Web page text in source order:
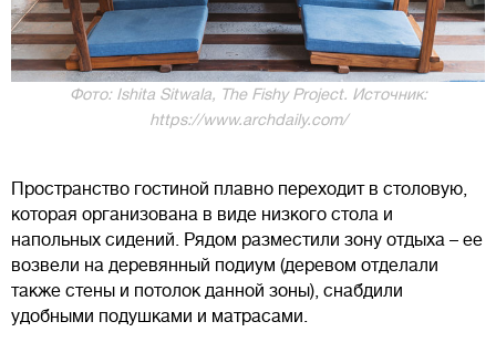
Фото: Ishita Sitwala, The Fishy Project. Источник:
https://www.archdaily.com/
Пространство гостиной плавно переходит в столовую,
которая организована в виде низкого стола и
напольных сидений. Рядом разместили зону отдыха – ее
возвели на деревянный подиум (деревом отделали
также стены и потолок данной зоны), снабдили
удобными подушками и матрасами.